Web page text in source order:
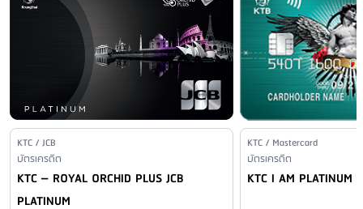
เงื่อนไข:
ค่าธรรมเนียมขอตรวจสอบรายการ
- 300 บาท/ครั้ง/รายการใช้จ่ายผ่านบัตร MASTERCARD
- 100 บาท/ครั้ง/รายการใช้จ่ายผ่านบัตร VISA
- 100 บาท/ครั้ง/รายการใช้จ่ายผ่านบัตร JCB
- 100 บาท/ครั้ง/รายการใช้จ่ายผ่านบัตร UNIONPAY
ไม่รวมภาษีมูลค่าเพิ่ม 7%
ค่าธรรมเนียมขอสำเนาใบบันทึกการขาย
: 200 บาท/ครั้ง
ค่าปรับกรณีชำระเป็นเช็คและเช็คถูกคืน
: ไม่มีค่าธรรมเนียม
ค่าติดตามทวงถามหนี้: 50 บาท/งวด
ค่าธรรมเนียมการชำระภาษีอากร และค่าธรรมเนียมให้หน่วยงาน
เขต กทม. และปริมณฑล (บาท/รายการ) ธนาคารกรุงไทย ไม่มีค่า
ธรรมเนียม ธนาคารกรุงศรีอยุธยา 10 บาท* ธนาคารไทยพาณิชย์ 10 บาท*
ธนาคารกสิกรไทย 15 บาท* ธนาคารกรุงเทพ 10 บาท* ธนาคารออมสิน 10
บาท* ธนาคารยูโอบี 10 บาท ธนาคารแลนด์ แอนด์ เฮ้าส์ 10 บาท* ธนาคาร
ทหารไทยธนชาต 10 บาท* เขตต่างจังหวัด (บาท/รายการ) ธนาคารกรุงไทย
ไม่มีค่าธรรมเนียม ธนาคารกรุงศรีอยุธยา 20 บาท* ธนาคารไทยพาณิชย์
10 บาท* ธนาคารกสิกรไทย 25 บาท* ธนาคารกรุงเทพ 20 บาท* ธนาคาร
ออมสิน 10 บาท ธนาคารยูโอบี 20 บาท ธนาคารแลนด์ แอนด์ เฮ้าส์ 10
บาท* ธนาคารทหารไทยธนชาต 10 บาท* * ธนาคารอื่นคิดค่าธรรมเนียม
สำหรับเงินส่วนเกินที่ชำระเงิน - ธนาคารจะเรียกเก็บค่าธรรมเนียมโดยการ
หักจากบัญชีทันทีในอัตราที่กำหนด ชำระผ่าน Mobile Application เขต กทม.
Issuer Name / Credit Card Type
KTC / JCB
Financial Product Type
บัตรเครดิต
Credit Card Name
KTC – ROYAL ORCHID PLUS JCB
PLATINUM
Issuer Name / Credit
KTC / Mastercard
Financial Product Type
บัตรเครดิต
Credit Card Name
KTC I AM PLATINUM